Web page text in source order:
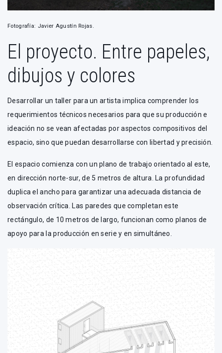
Fotografía: Javier Agustín Rojas.
El proyecto. Entre papeles,
dibujos y colores
Desarrollar un taller para un artista implica comprender los
requerimientos técnicos necesarios para que su producción e
ideación no se vean afectadas por aspectos compositivos del
espacio, sino que puedan desarrollarse con libertad y precisión.
El espacio comienza con un plano de trabajo orientado al este,
en dirección norte-sur, de 5 metros de altura. La profundidad
duplica el ancho para garantizar una adecuada distancia de
observación crítica. Las paredes que completan este
rectángulo, de 10 metros de largo, funcionan como planos de
apoyo para la producción en serie y en simultáneo.